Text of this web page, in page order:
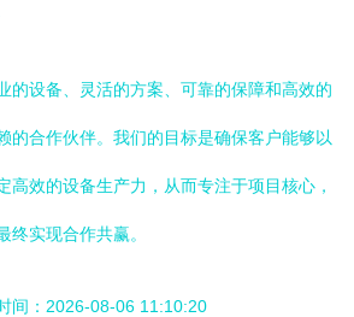
的设备、灵活的方案、可靠的保障和高效的
的合作伙伴。我们的目标是确保客户能够以
高效的设备生产力，从而专注于项目核心，
终实现合作共赢。
间：2026-08-06 11:10:20